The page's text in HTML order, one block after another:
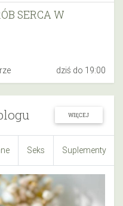
SERCA W
dziś do 19:00
WIĘCEJ
Seks Suplementy